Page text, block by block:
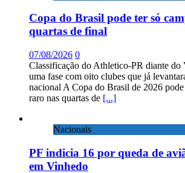
Copa do Brasil pode ter só
quartas de final
07/08/2026 0
Classificação do Athletico-PR diante do
uma fase com oito clubes que já
nacional A Copa do Brasil de 2026
raro nas quartas de [...]
Nacionais
PF indicia 16 por queda de
em Vinhedo